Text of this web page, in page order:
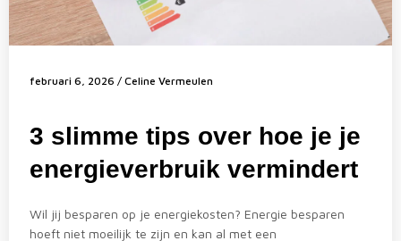
februari 6, 2026 / Celine Vermeulen
3 slimme tips over hoe je je
energieverbruik vermindert
Wil jij besparen op je energiekosten? Energie besparen
hoeft niet moeilijk te zijn en kan al met een